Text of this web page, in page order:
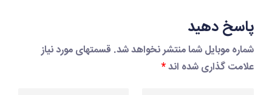
پاسخ دهید
شماره موبایل شما منتشر نخواهد شد. قسمتهای مورد نیاز
علامت گذاری شده اند*